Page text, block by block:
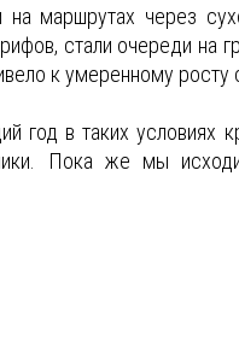
на маршрутах через
стали очереди на
к умеренному росту
год в таких условиях
Пока же мы